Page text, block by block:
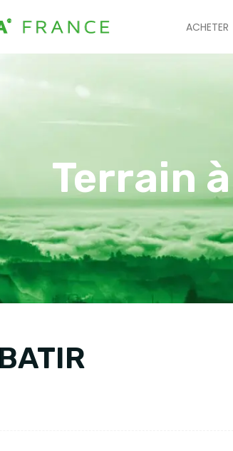
ACHETER
Terrain